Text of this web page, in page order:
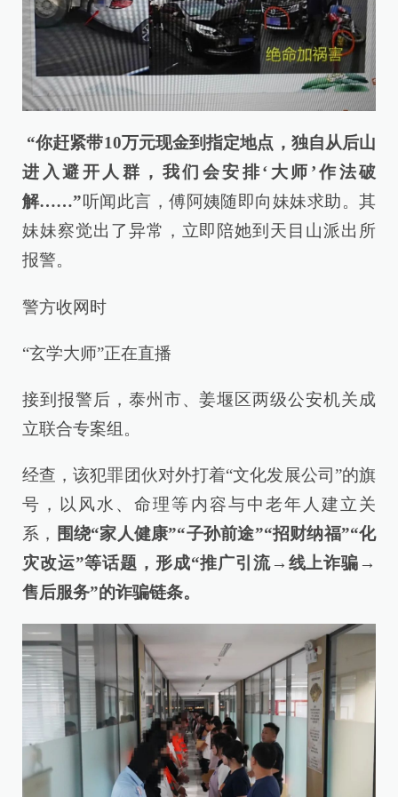
“你赶紧带10万元现金到指定地点，独自从后山
进入避开人群，我们会安排‘大师’作法破
解……”听闻此言，傅阿姨随即向妹妹求助。其
妹妹察觉出了异常，立即陪她到天目山派出所
报警。
警方收网时
“玄学大师”正在直播
接到报警后，泰州市、姜堰区两级公安机关成
立联合专案组。
经查，该犯罪团伙对外打着“文化发展公司”的旗
号，以风水、命理等内容与中老年人建立关
系， 围绕“家人健康”“子孙前途”“招财纳福”“化
灾改运”等话题，形成“推广引流→线上诈骗→
售后服务”的诈骗链条。